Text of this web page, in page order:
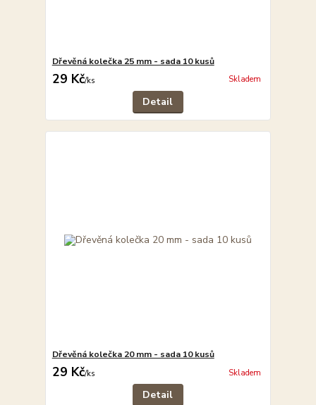
Dřevěná kolečka 25 mm - sada 10 kusů
29 Kč/ks Skladem
Detail
Dřevěná kolečka 20 mm - sada 10 kusů
29 Kč/ks Skladem
Detail